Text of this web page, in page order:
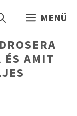
MENÜ
ÉS AMIT